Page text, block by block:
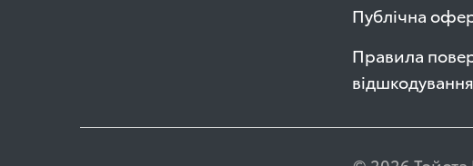
Публічна
Правила
відшкодування